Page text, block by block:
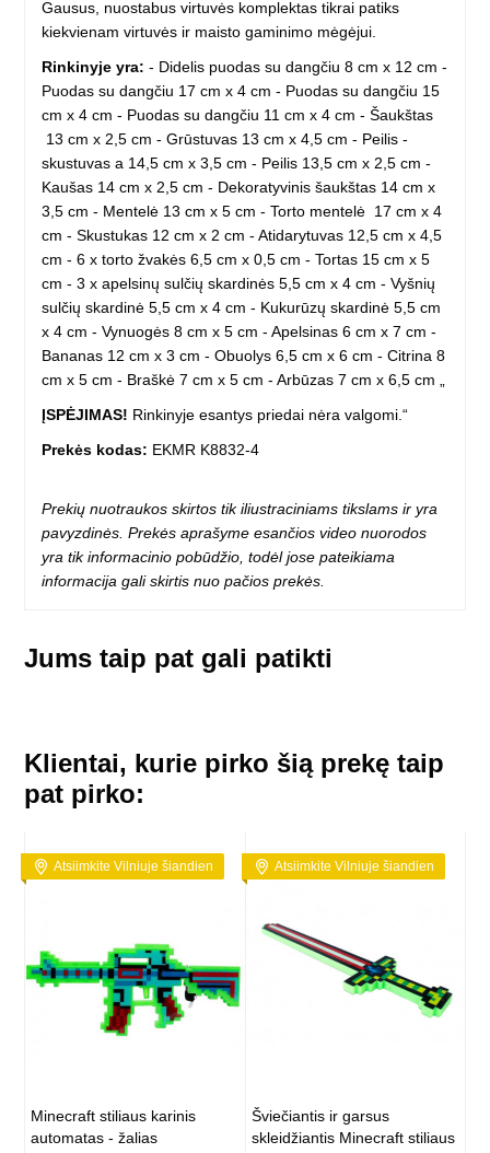
Gausus, nuostabus virtuvės komplektas tikrai patiks
kiekvienam virtuvės ir maisto gaminimo mėgėjui.
Rinkinyje yra: - Didelis puodas su dangčiu 8 cm x 12 cm -
Puodas su dangčiu 17 cm x 4 cm - Puodas su dangčiu 15
cm x 4 cm - Puodas su dangčiu 11 cm x 4 cm - Šaukštas
13 cm x 2,5 cm - Grūstuvas 13 cm x 4,5 cm - Peilis -
skustuvas a 14,5 cm x 3,5 cm - Peilis 13,5 cm x 2,5 cm -
Kaušas 14 cm x 2,5 cm - Dekoratyvinis šaukštas 14 cm x
3,5 cm - Mentelė 13 cm x 5 cm - Torto mentelė 17 cm x 4
cm - Skustukas 12 cm x 2 cm - Atidarytuvas 12,5 cm x 4,5
cm - 6 x torto žvakės 6,5 cm x 0,5 cm - Tortas 15 cm x 5
cm - 3 x apelsinų sulčių skardinės 5,5 cm x 4 cm - Vyšnių
sulčių skardinė 5,5 cm x 4 cm - Kukurūzų skardinė 5,5 cm
x 4 cm - Vynuogės 8 cm x 5 cm - Apelsinas 6 cm x 7 cm -
Bananas 12 cm x 3 cm - Obuolys 6,5 cm x 6 cm - Citrina 8
cm x 5 cm - Braškė 7 cm x 5 cm - Arbūzas 7 cm x 6,5 cm „
ĮSPĖJIMAS! Rinkinyje esantys priedai nėra valgomi.“
Prekės kodas: EKMR K8832-4
Prekių nuotraukos skirtos tik iliustraciniams tikslams ir yra
pavyzdinės. Prekės aprašyme esančios video nuorodos
yra tik informacinio pobūdžio, todėl jose pateikiama
informacija gali skirtis nuo pačios prekės.
Jums taip pat gali patikti
Klientai, kurie pirko šią prekę taip
pat pirko:
Atsiimkite Vilniuje šiandien
Minecraft stiliaus karinis
automatas - žalias
Atsiimkite Vilniuje šiandien
Šviečiantis ir garsus
skleidžiantis Minecraft stiliaus